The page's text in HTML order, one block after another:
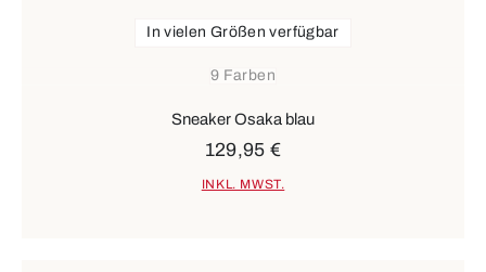
9 Farben
In vielen Größen verfügbar
Sneaker Osaka blau
129,95 €
INKL. MWST.